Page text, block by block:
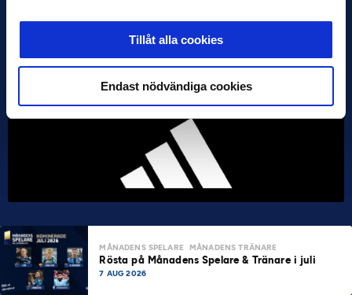
Tillåt alla cookies
Endast nödvändiga cookies
MÅNADENS SPELARE MÅNADENS TRÄNARE
Rösta på Månadens Spelare & Tränare i juli
7 AUG 2026